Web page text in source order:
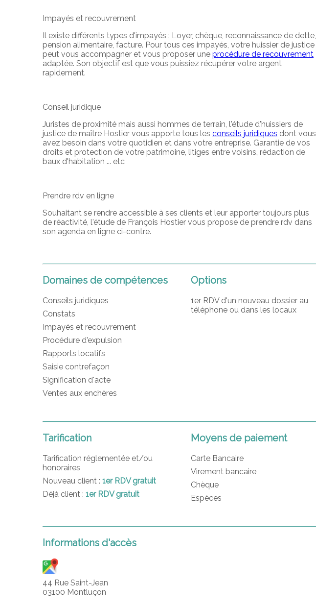
Impayés et recouvrement
Il existe différents types d'impayés : Loyer, chèque, reconnaissance de dette,
pension alimentaire, facture. Pour tous ces impayés, votre huissier de justice
peut vous accompagner et vous proposer une procédure de recouvrement
adaptée. Son objectif est que vous puissiez récupérer votre argent
rapidement.
Conseil juridique
Juristes de proximité mais aussi hommes de terrain, l'étude d'huissiers de
justice de maître Hostier vous apporte tous les conseils juridiques dont vous
avez besoin dans votre quotidien et dans votre entreprise. Garantie de vos
droits et protection de votre patrimoine, litiges entre voisins, rédaction de
baux d'habitation ... etc
Prendre rdv en ligne
Souhaitant se rendre accessible à ses clients et leur apporter toujours plus
de réactivité, l'étude de François Hostier vous propose de prendre rdv dans
son agenda en ligne ci-contre.
Domaines de compétences Options
Conseils juridiques
Constats
Impayés et recouvrement
Procédure d'expulsion
Rapports locatifs
Saisie contrefaçon
Signification d'acte
Ventes aux enchères
1er RDV d'un nouveau dossier au
téléphone ou dans les locaux
Tarification Moyens de paiement
Tarification réglementée et/ou
honoraires
Nouveau client : 1er RDV gratuit
Déjà client : 1er RDV gratuit
Carte Bancaire
Virement bancaire
Chèque
Espèces
Informations d'accès
44 Rue Saint-Jean
03100 Montluçon